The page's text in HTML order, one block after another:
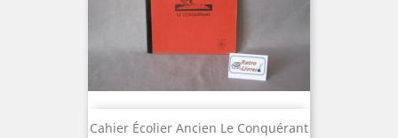
Cahier Écolier Ancien Le Conquérant